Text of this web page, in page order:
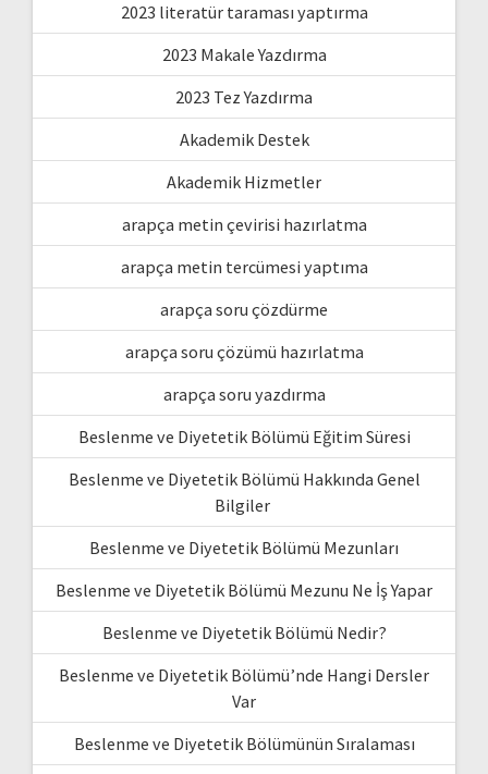
2023 literatür taraması yaptırma
2023 Makale Yazdırma
2023 Tez Yazdırma
Akademik Destek
Akademik Hizmetler
arapça metin çevirisi hazırlatma
arapça metin tercümesi yaptıma
arapça soru çözdürme
arapça soru çözümü hazırlatma
arapça soru yazdırma
Beslenme ve Diyetetik Bölümü Eğitim Süresi
Beslenme ve Diyetetik Bölümü Hakkında Genel
Bilgiler
Beslenme ve Diyetetik Bölümü Mezunları
Beslenme ve Diyetetik Bölümü Mezunu Ne İş Yapar
Beslenme ve Diyetetik Bölümü Nedir?
Beslenme ve Diyetetik Bölümü’nde Hangi Dersler
Var
Beslenme ve Diyetetik Bölümünün Sıralaması